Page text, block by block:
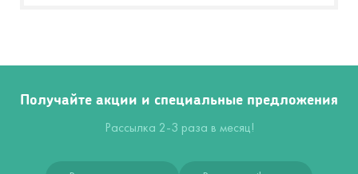
Получайте акции и специальные предложения
Рассылка 2-3 раза в месяц!